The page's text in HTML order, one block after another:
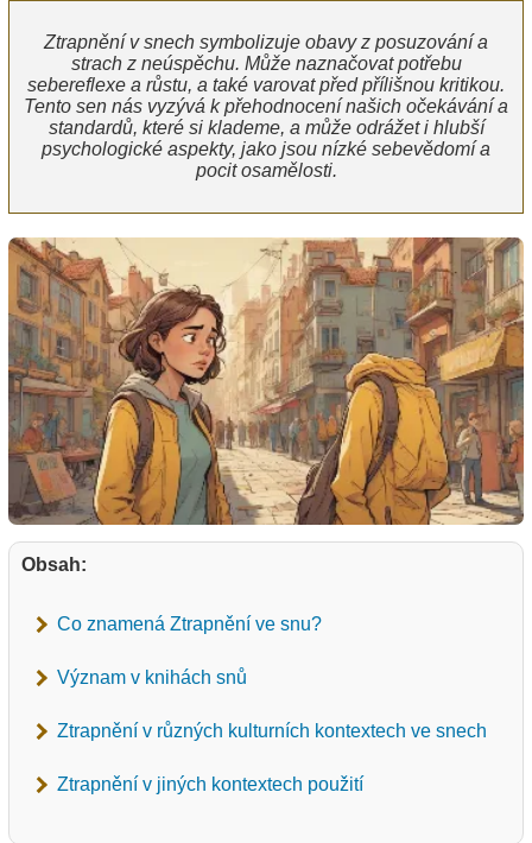
Ztrapnění v snech symbolizuje obavy z posuzování a
strach z neúspěchu. Může naznačovat potřebu
sebereflexe a růstu, a také varovat před přílišnou kritikou.
Tento sen nás vyzývá k přehodnocení našich očekávání a
standardů, které si klademe, a může odrážet i hlubší
psychologické aspekty, jako jsou nízké sebevědomí a
pocit osamělosti.
Obsah:
Co znamená Ztrapnění ve snu?
Význam v knihách snů
Ztrapnění v různých kulturních kontextech ve snech
Ztrapnění v jiných kontextech použití